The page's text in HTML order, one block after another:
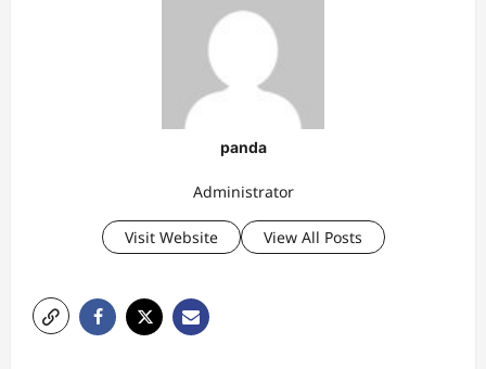
panda
Administrator
Visit Website View All Posts